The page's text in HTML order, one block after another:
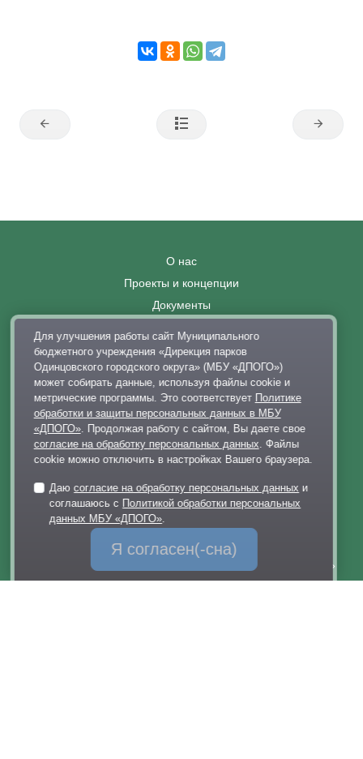
О нас
Проекты и концепции
Документы
Правила поведения в парках
Выставка современного искусства
Афиша
Парковки
Контакты
+7 495 128-02-06
dp@odinparki.ru
Политика обработки персональных данных
Версия для слабовидящих
МБУ «Дирекция парков Одинцовского городского округа»
Для улучшения работы сайт Муниципального
бюджетного учреждения «Дирекция парков
Одинцовского городского округа» (МБУ «ДПОГО»)
может собирать данные, используя файлы cookie и
метрические программы. Это соответствует Политике
обработки и защиты персональных данных в МБУ
«ДПОГО». Продолжая работу с сайтом, Вы даете свое
согласие на обработку персональных данных. Файлы
cookie можно отключить в настройках Вашего браузера.
Даюсогласие на обработку персональных данных и
соглашаюсь с Политикой обработки персональных
данных МБУ «ДПОГО».
Я согласен(-сна)